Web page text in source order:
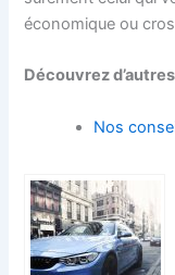
économique ou
Découvrez
Nos